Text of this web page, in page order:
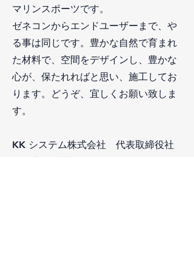
マリンスポーツです。
ゼネコンからエンドユーザーまで、や
る事は同じです。豊かな自然で育まれ
た材料で、空間をデザインし、豊かな
心が、保たれればと思い、施工してお
ります。どうぞ、宜しくお願い致しま
す。
KK システム株式会社 代表取締役社